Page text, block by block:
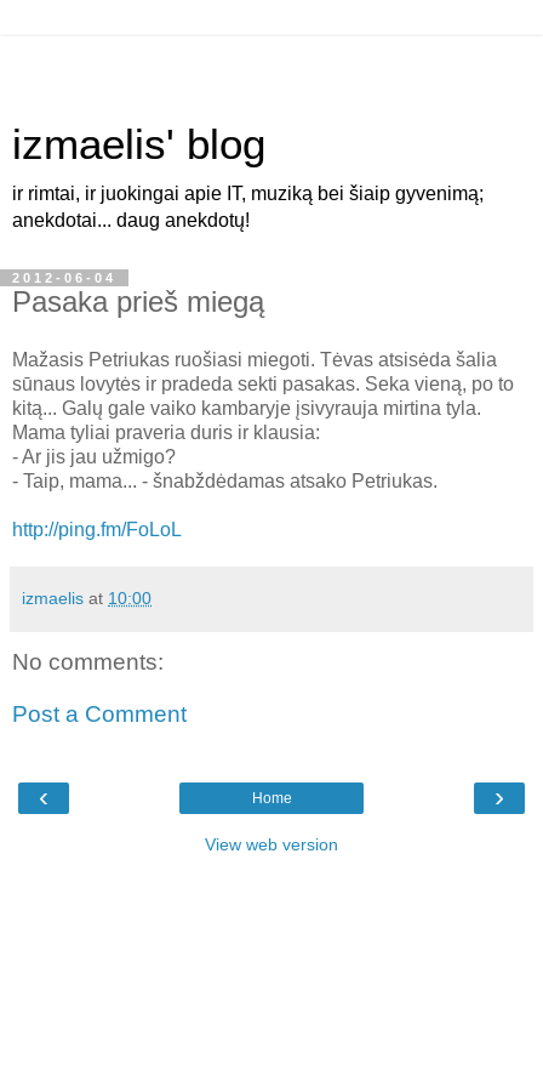
izmaelis' blog
ir rimtai, ir juokingai apie IT, muziką bei šiaip gyvenimą;
anekdotai... daug anekdotų!
2012-06-04
Pasaka prieš miegą
Mažasis Petriukas ruošiasi miegoti. Tėvas atsisėda šalia
sūnaus lovytės ir pradeda sekti pasakas. Seka vieną, po to
kitą... Galų gale vaiko kambaryje įsivyrauja mirtina tyla.
Mama tyliai praveria duris ir klausia:
- Ar jis jau užmigo?
- Taip, mama... - šnabždėdamas atsako Petriukas.
http://ping.fm/FoLoL
izmaelis at 10:00
No comments:
Post a Comment
‹ ›
Home
View web version